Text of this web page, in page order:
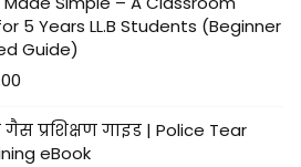
5 Years LL.B Students (Beginner
Guide)
प्रशिक्षण गाइड | Police Tear
eBook